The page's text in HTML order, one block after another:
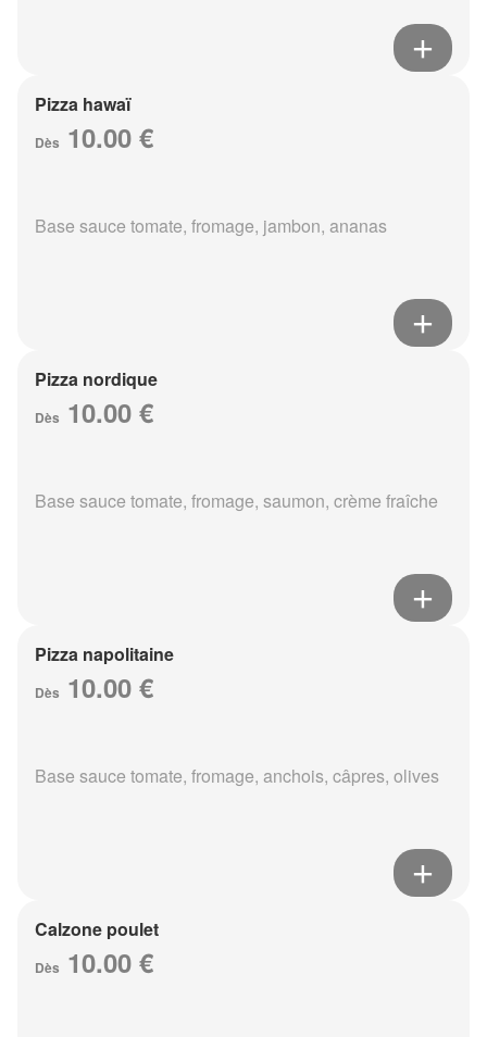
Pizza hawaï
Dès 10.00 €
Base sauce tomate, fromage, jambon, ananas
Pizza nordique
Dès 10.00 €
Base sauce tomate, fromage, saumon, crème fraîche
Pizza napolitaine
Dès 10.00 €
Base sauce tomate, fromage, anchois, câpres, olives
Calzone poulet
Dès 10.00 €